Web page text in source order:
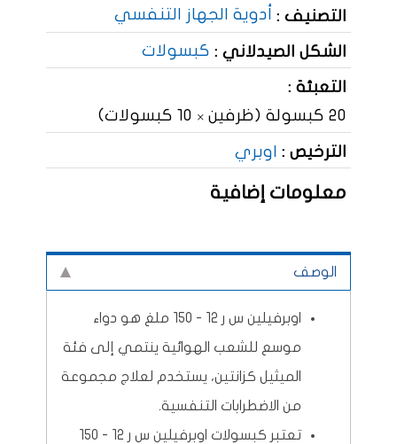
التصنيف : أدوية الجهاز التنفسي
الشكل الصيدلاني : كبسولات
التعبئة :
20 كبسولة (ظرفين × 10 كبسولات)
الترخيص : اوبري
معلومات إضافية
الوصف
اوبرفيلين س ر 12 - 150 ملغ هو دواء
موسع للشعب الهوائية ينتمي إلى فئة
الميثيل كزانتين، يستخدم لعلاج مجموعة
من الاضطرابات التنفسية.
تعتبر كبسولات اوبرفيلين س ر 12 - 150